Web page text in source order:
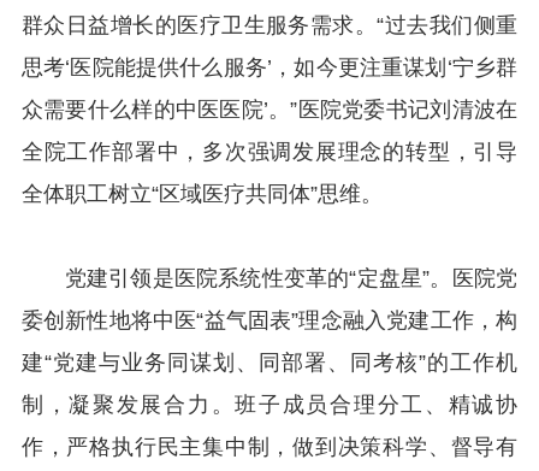
群众日益增长的医疗卫生服务需求。“过去我们侧重
思考‘医院能提供什么服务’，如今更注重谋划‘宁乡群
众需要什么样的中医医院’。”医院党委书记刘清波在
全院工作部署中，多次强调发展理念的转型，引导
全体职工树立“区域医疗共同体”思维。
党建引领是医院系统性变革的“定盘星”。医院党
委创新性地将中医“益气固表”理念融入党建工作，构
建“党建与业务同谋划、同部署、同考核”的工作机
制，凝聚发展合力。班子成员合理分工、精诚协
作，严格执行民主集中制，做到决策科学、督导有